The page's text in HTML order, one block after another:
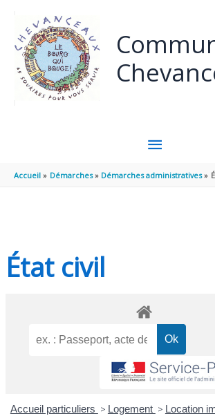
MENU
Accueil Démarches Démarches administratives
État civil
Accueil particuliers > Logement > Location